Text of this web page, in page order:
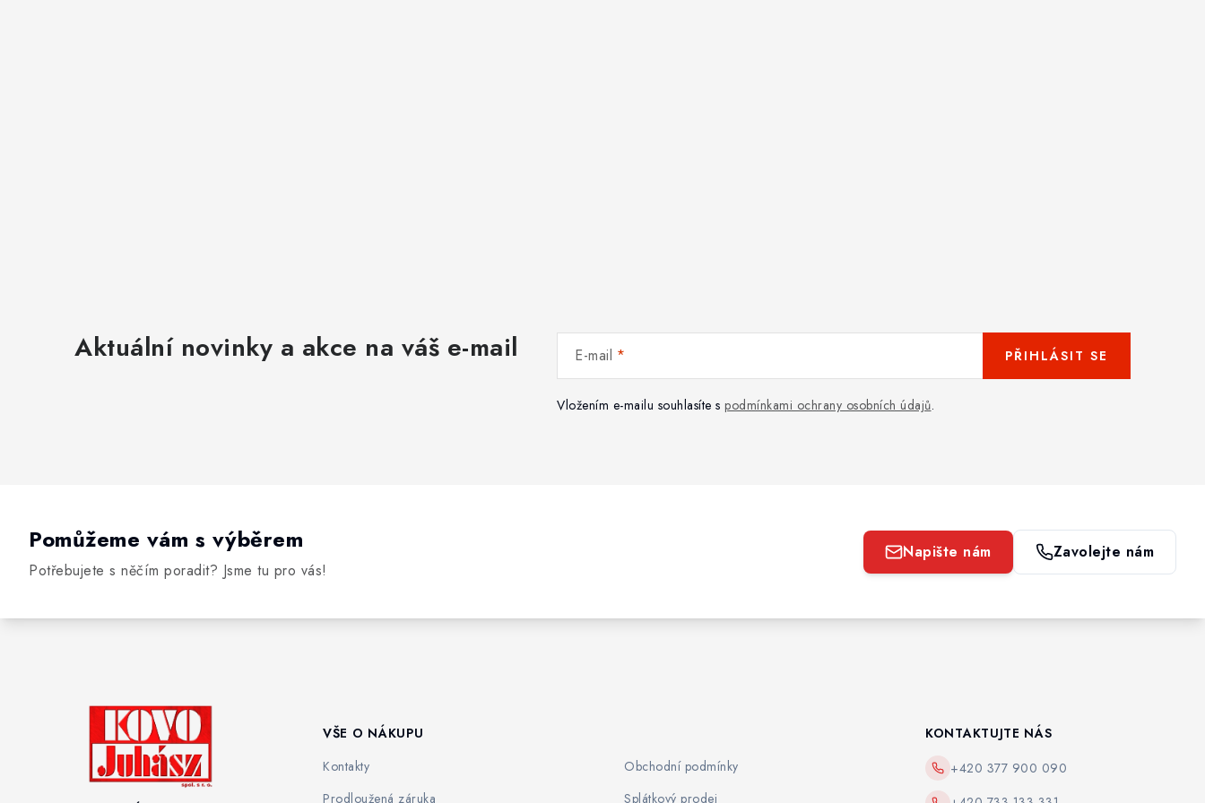
Aktuální novinky a akce na váš e-mail E-mail
Vložením e-mailu souhlasíte s podmínkami ochrany osobních údajů.
PŘIHLÁSIT SE
Pomůžeme vám s výběrem
Potřebujete s něčím poradit? Jsme tu pro vás!
Napište nám Zavolejte nám
VŠE O NÁKUPU
Kontakty
Prodloužená záruka
Obchodní podmínky
Splátkový prodej
KONTAKTUJTE NÁS
+420 377 900 090